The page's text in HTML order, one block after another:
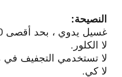
:النصيحة
.غسيل يدوي ، بحد أقصى 40 درجة مئوية
.لا الكلور
.لا تستخدمي التجفيف
.لا كي